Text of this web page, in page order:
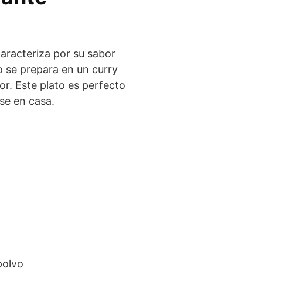
por su sabor
se prepara en un curry
Este plato es perfecto
en casa.